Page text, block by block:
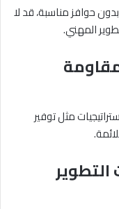
حوافز مناسبة، قد لا
المهني.
مثل توفير
التطوير